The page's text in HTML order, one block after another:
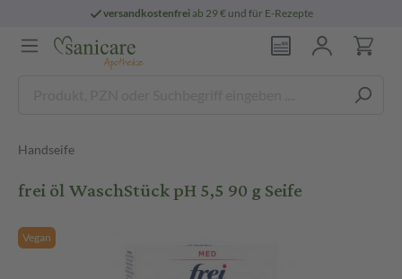
versandkostenfreiab 29 € und für E-Rezepte
Handseife
frei öl WaschStück pH 5,5 90 g Seife
Vegan